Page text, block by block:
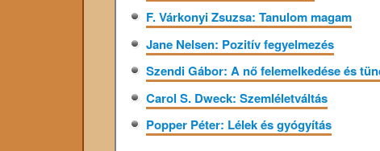
F. Várkonyi Zsuzsa: Tanulom magam
Jane Nelsen: Pozitív fegyelmezés
Szendi Gábor: A nő felemelkedése és
Carol S. Dweck: Szemléletváltás
Popper Péter: Lélek és gyógyítás